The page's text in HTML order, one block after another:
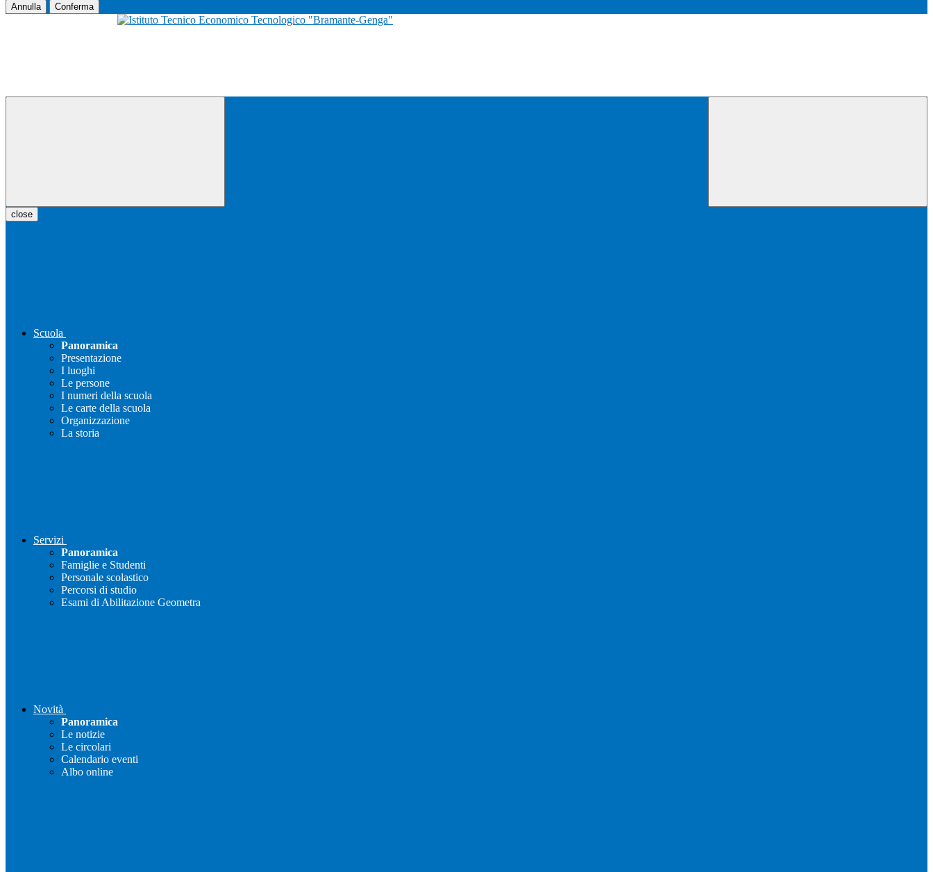
Annulla Conferma
close
Scuola
Panoramica
Presentazione
I luoghi
Le persone
I numeri della scuola
Le carte della scuola
Organizzazione
La storia
Servizi
Panoramica
Famiglie e Studenti
Personale scolastico
Percorsi di studio
Esami di Abilitazione Geometra
Novità
Panoramica
Le notizie
Le circolari
Calendario eventi
Albo online